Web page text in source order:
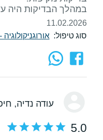
במהלך הבדיקות היה
11.02.2026
סוג טיפול:
עודה נדיה,
5.0